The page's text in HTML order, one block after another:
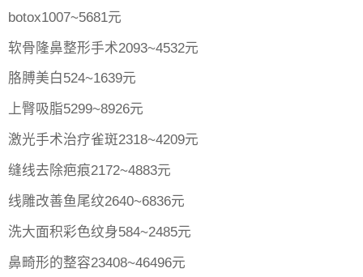
botox1007~5681元
软骨隆鼻整形手术2093~4532元
胳膊美白524~1639元
上臀吸脂5299~8926元
激光手术治疗雀斑2318~4209元
缝线去除疤痕2172~4883元
线雕改善鱼尾纹2640~6836元
洗大面积彩色纹身584~2485元
鼻畸形的整容23408~46496元